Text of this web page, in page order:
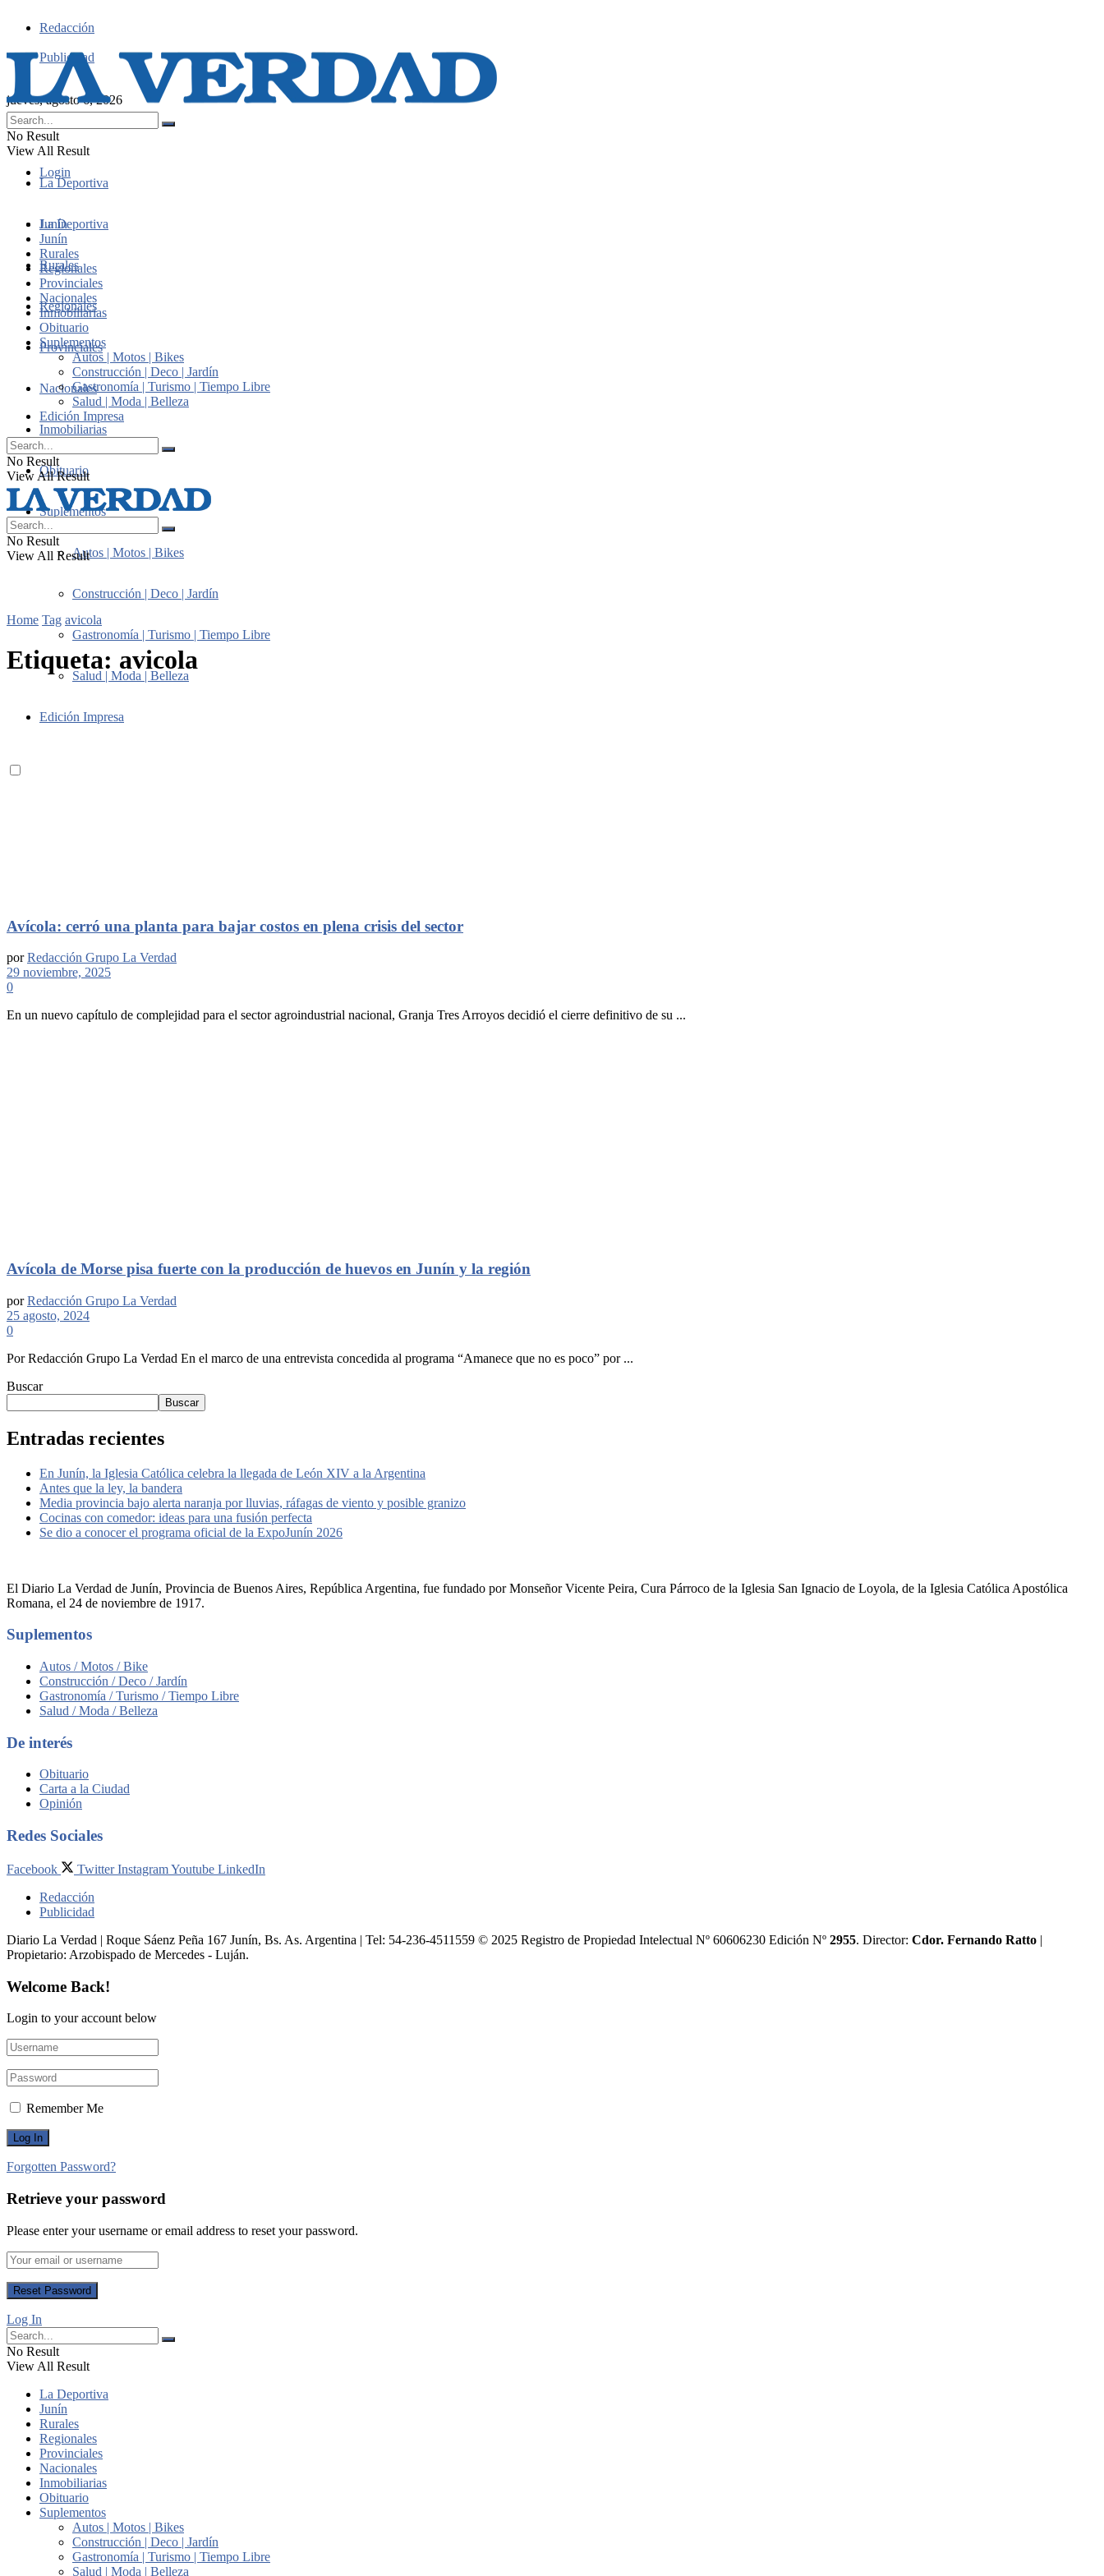
Redacción
Publicidad
jueves, agosto 6, 2026
Login
No Result
View All Result
La Deportiva
Junín
Rurales
Regionales
Provinciales
Nacionales
Inmobiliarias
Obituario
Suplementos
Autos | Motos | Bikes
Construcción | Deco | Jardín
Gastronomía | Turismo | Tiempo Libre
Salud | Moda | Belleza
Edición Impresa
La Deportiva
Junín
Rurales
Regionales
Provinciales
Nacionales
Inmobiliarias
Obituario
Suplementos
Autos | Motos | Bikes
Construcción | Deco | Jardín
Gastronomía | Turismo | Tiempo Libre
Salud | Moda | Belleza
Edición Impresa
No Result
View All Result
No Result
View All Result
Home Tag avicola
Etiqueta: avicola
Avícola: cerró una planta para bajar costos en plena crisis del sector
por Redacción Grupo La Verdad
29 noviembre, 2025
0
En un nuevo capítulo de complejidad para el sector agroindustrial nacional, Granja Tres Arroyos decidió el cierre definitivo de su ...
Avícola de Morse pisa fuerte con la producción de huevos en Junín y la región
por Redacción Grupo La Verdad
25 agosto, 2024
0
Por Redacción Grupo La Verdad En el marco de una entrevista concedida al programa “Amanece que no es poco” por ...
Buscar
Buscar
Entradas recientes
En Junín, la Iglesia Católica celebra la llegada de León XIV a la Argentina
Antes que la ley, la bandera
Media provincia bajo alerta naranja por lluvias, ráfagas de viento y posible granizo
Cocinas con comedor: ideas para una fusión perfecta
Se dio a conocer el programa oficial de la ExpoJunín 2026
El Diario La Verdad de Junín, Provincia de Buenos Aires, República Argentina, fue fundado por Monseñor Vicente Peira, Cura Párroco de la Iglesia San Ignacio de Loyola, de la Iglesia Católica Apostólica
Romana, el 24 de noviembre de 1917.
Suplementos
Autos / Motos / Bike
Construcción / Deco / Jardín
Gastronomía / Turismo / Tiempo Libre
Salud / Moda / Belleza
De interés
Obituario
Carta a la Ciudad
Opinión
Redes Sociales
Facebook Twitter InstagramYoutube LinkedIn
Redacción
Publicidad
Diario La Verdad | Roque Sáenz Peña 167 Junín, Bs. As. Argentina | Tel: 54-236-4511559 © 2025 Registro de Propiedad Intelectual Nº 60606230 Edición Nº 2955. Director:​ Cdor. Fernando Ratto |
Propietario:​ Arzobispado de Mercedes - Luján.
Welcome Back!
Login to your account below
Remember Me
Forgotten Password?
Retrieve your password
Please enter your username or email address to reset your password.
Log In
No Result
View All Result
La Deportiva
Junín
Rurales
Regionales
Provinciales
Nacionales
Inmobiliarias
Obituario
Suplementos
Autos | Motos | Bikes
Construcción | Deco | Jardín
Gastronomía | Turismo | Tiempo Libre
Salud | Moda | Belleza